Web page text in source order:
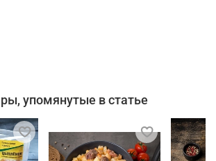
упомянутые в статье